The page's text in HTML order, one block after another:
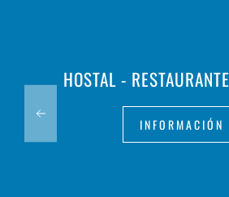
HOSTAL -
INFORMACIÓN